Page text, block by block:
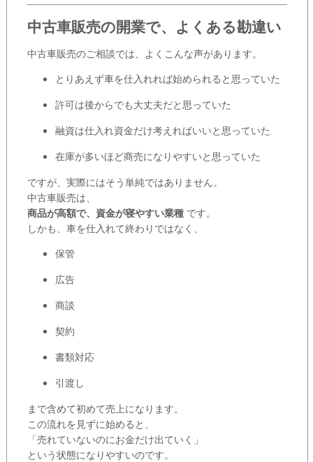
中古車販売の開業で、よくある勘違い
中古車販売のご相談では、よくこんな声があります。
とりあえず車を仕入れれば始められると思っていた
許可は後からでも大丈夫だと思っていた
融資は仕入れ資金だけ考えればいいと思っていた
在庫が多いほど商売になりやすいと思っていた
ですが、実際にはそう単純ではありません。
中古車販売は、
商品が高額で、資金が寝やすい業種です。
しかも、車を仕入れて終わりではなく、
保管
広告
商談
契約
書類対応
引渡し
まで含めて初めて売上になります。
この流れを見ずに始めると、
「売れていないのにお金だけ出ていく」
という状態になりやすいのです。